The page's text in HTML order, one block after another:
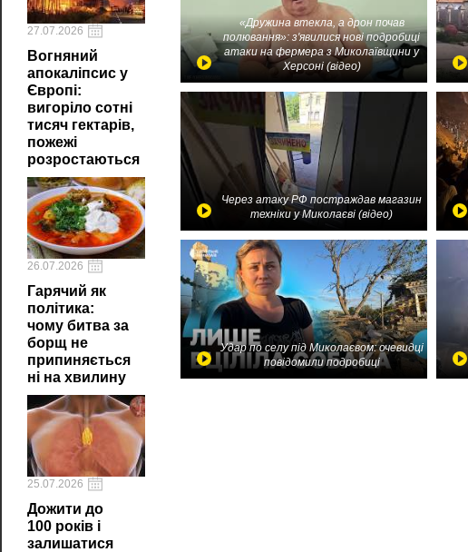
27.07.2026
Вогняний
апокаліпсис у
Європі:
вигоріло сотні
тисяч гектарів,
пожежі
розростаються
26.07.2026
Гарячий як
політика:
чому битва за
борщ не
припиняється
ні на хвилину
25.07.2026
Дожити до
100 років і
залишатися
«Дружина втекла, а дрон почав
полювання»: з'явилися нові подробиці
атаки на фермера з Миколаївщини у
Херсоні (відео)
Через атаку РФ постраждав магазин
техніки у Миколаєві (відео)
Удар по селу під Миколаєвом: очевидці
повідомили подробиці